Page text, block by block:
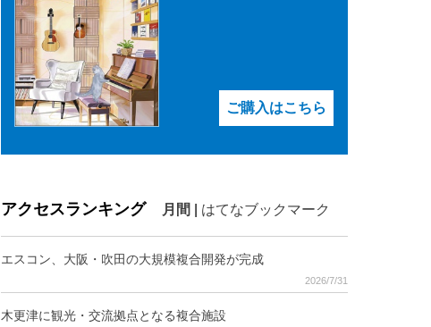
ご購入はこちら
アクセスランキング 月間 はてなブックマーク
エスコン、大阪・吹田の大規模複合開発が完成
2026/7/31
木更津に観光・交流拠点となる複合施設